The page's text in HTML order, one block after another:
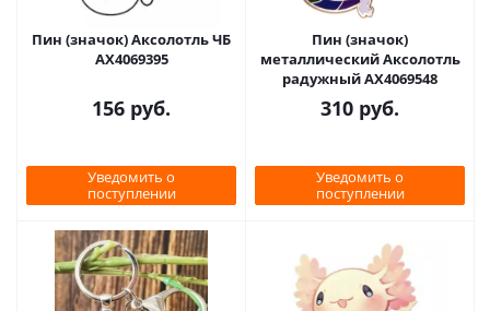
Пин (значок) Аксолотль ЧБ
AX4069395
156 руб.
Уведомить о
поступлении
Пин (значок)
металлический Аксолотль
радужный AX4069548
310 руб.
Уведомить о
поступлении